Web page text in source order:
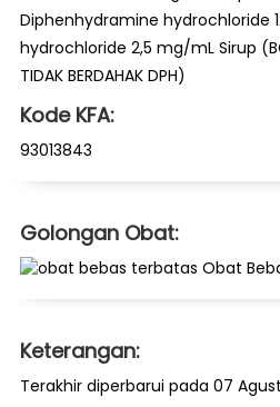
Diphenhydramine hydrochloride
hydrochloride 2,5 mg/mL Sirup
TIDAK BERDAHAK DPH)
Kode KFA:
93013843
Golongan Obat:
Obat
Keterangan:
Terakhir diperbarui pada 07